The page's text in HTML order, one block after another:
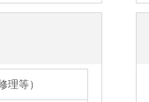
理等）